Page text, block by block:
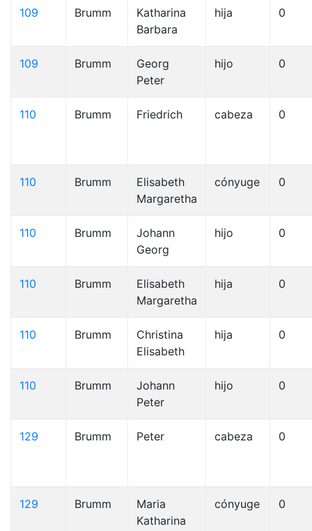
109 Brumm
Katharina
Barbara
hija 0
109 Brumm
Georg
Peter
hijo 0
110 Brumm Friedrich cabeza 0
110 Brumm
Elisabeth
Margaretha
cónyuge 0
110 Brumm
Johann
Georg
hijo 0
110 Brumm
Elisabeth
Margaretha
hija 0
110 Brumm
Christina
Elisabeth
hija 0
110 Brumm
Johann
Peter
hijo 0
129 Brumm Peter cabeza 0
129 Brumm
Maria
Katharina
cónyuge 0